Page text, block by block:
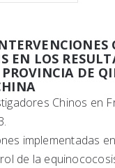
EN LOS
DE
Chinos en
implementadas
de la